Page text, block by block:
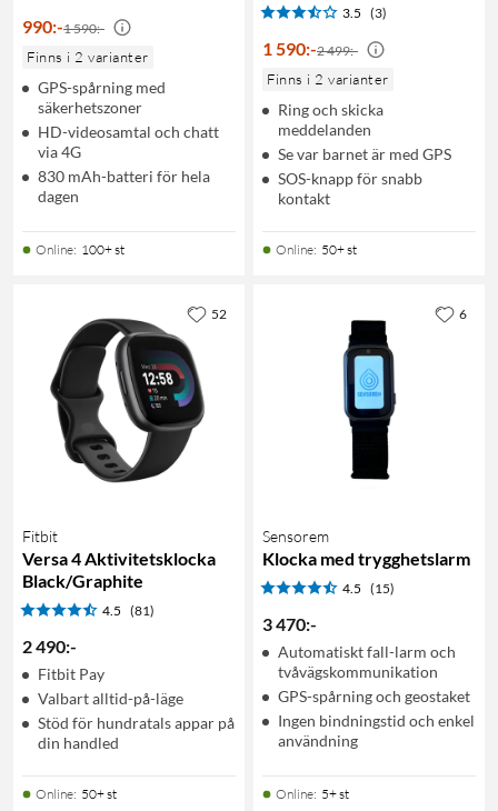
990:-1 590:-
Finns i 2 varianter
GPS-spårning med
säkerhetszoner
HD-videosamtal och chatt
via 4G
830 mAh-batteri för hela
dagen
Online: 100+ st
3.5 (3)
1 590:-2 499:-
Finns i 2 varianter
Ring och skicka
meddelanden
Se var barnet är med GPS
SOS-knapp för snabb
kontakt
Online: 50+ st
Fitbit
Versa 4 Aktivitetsklocka
Black/Graphite
4.5 (81)
2 490:-
Fitbit Pay
Valbart alltid-på-läge
Stöd för hundratals appar på
din handled
Online: 50+ st
52
Sensorem
Klocka med trygghetslarm
4.5 (15)
3 470:-
Automatiskt fall-larm och
tvåvägskommunikation
GPS-spårning och geostaket
Ingen bindningstid och enkel
användning
Online: 5+ st
6